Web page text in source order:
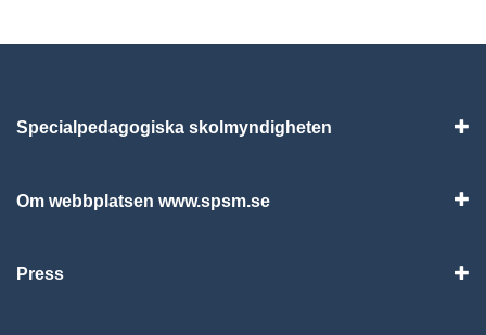
Specialpedagogiska skolmyndigheten
Om webbplatsen www.spsm.se
Press